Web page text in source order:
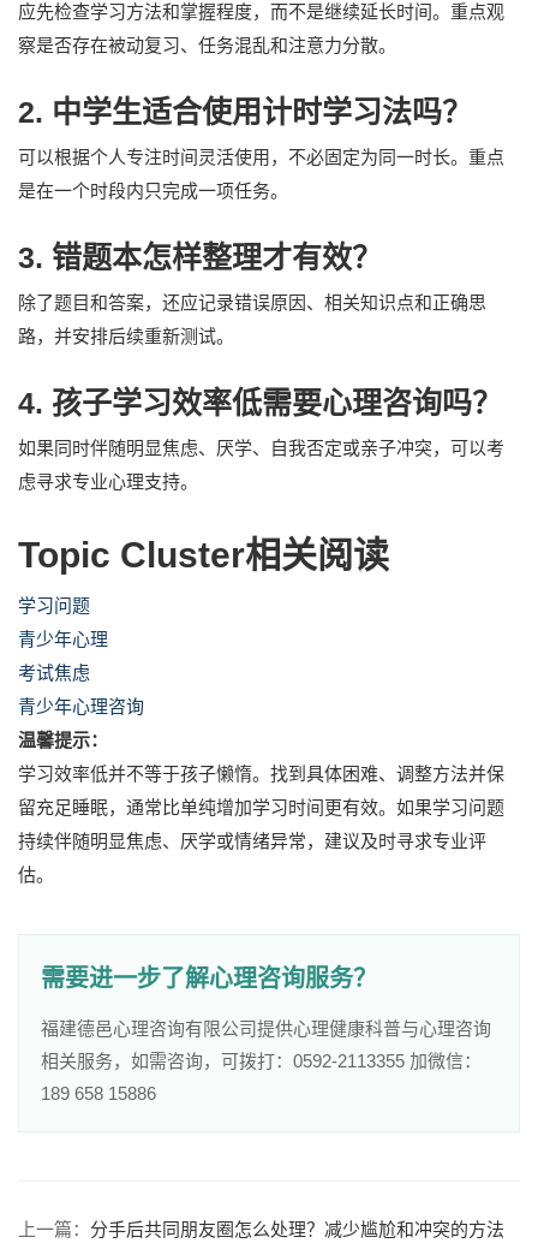
应先检查学习方法和掌握程度，而不是继续延长时间。重点观
察是否存在被动复习、任务混乱和注意力分散。
2. 中学生适合使用计时学习法吗？
可以根据个人专注时间灵活使用，不必固定为同一时长。重点
是在一个时段内只完成一项任务。
3. 错题本怎样整理才有效？
除了题目和答案，还应记录错误原因、相关知识点和正确思
路，并安排后续重新测试。
4. 孩子学习效率低需要心理咨询吗？
如果同时伴随明显焦虑、厌学、自我否定或亲子冲突，可以考
虑寻求专业心理支持。
Topic Cluster相关阅读
学习问题
青少年心理
考试焦虑
青少年心理咨询
温馨提示：
学习效率低并不等于孩子懒惰。找到具体困难、调整方法并保
留充足睡眠，通常比单纯增加学习时间更有效。如果学习问题
持续伴随明显焦虑、厌学或情绪异常，建议及时寻求专业评
估。
需要进一步了解心理咨询服务？
福建德邑心理咨询有限公司提供心理健康科普与心理咨询
相关服务，如需咨询，可拨打：0592-2113355 加微信：
189 658 15886
上一篇： 分手后共同朋友圈怎么处理？减少尴尬和冲突的方法